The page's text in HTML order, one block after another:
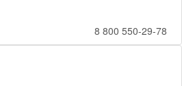
8 800 550-29-78